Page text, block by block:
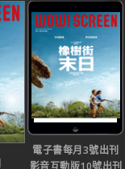
電子書每月3號出刊
影音互動版10號出刊